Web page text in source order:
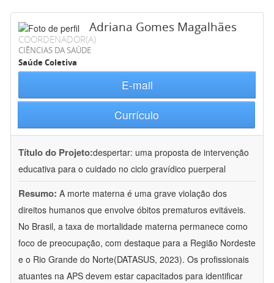
Adriana Gomes Magalhães
COORDENADOR(A)
CIÊNCIAS DA SAÚDE
Saúde Coletiva
E-mail
Currículo
Título do Projeto:despertar: uma proposta de intervenção
educativa para o cuidado no ciclo gravídico puerperal
Resumo: A morte materna é uma grave violação dos
direitos humanos que envolve óbitos prematuros evitáveis.
No Brasil, a taxa de mortalidade materna permanece como
foco de preocupação, com destaque para a Região Nordeste
e o Rio Grande do Norte(DATASUS, 2023). Os profissionais
atuantes na APS devem estar capacitados para identificar